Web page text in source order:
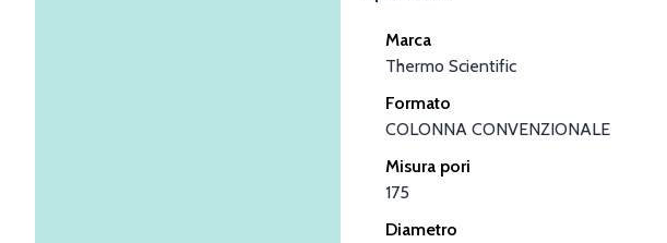
Marca
Thermo Scientific
Formato
COLONNA CONVENZIONALE
Misura pori
175
Diametro